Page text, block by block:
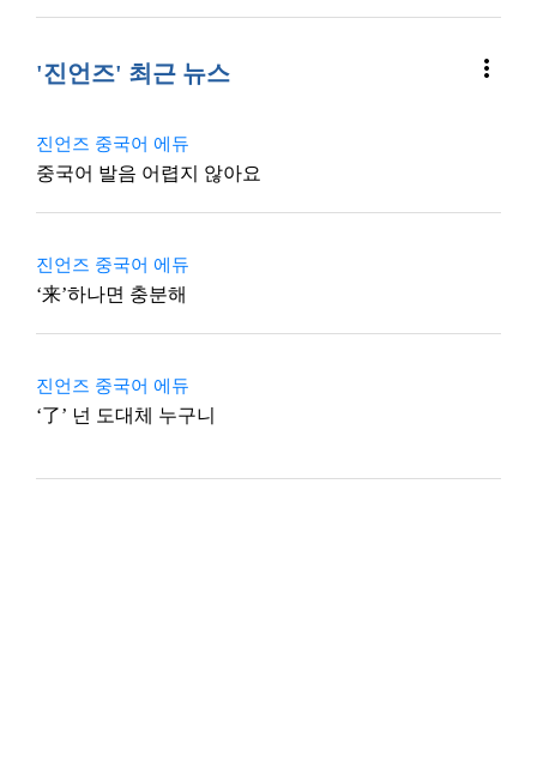
'진언즈' 최근 뉴스 more_vert
진언즈 중국어 에듀
중국어 발음 어렵지 않아요
진언즈 중국어 에듀
‘来’하나면 충분해
진언즈 중국어 에듀
‘了’ 넌 도대체 누구니